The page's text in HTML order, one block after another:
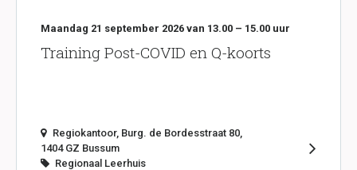
Training Post-COVID en Q-koorts
Maandag 21 september 2026 van 13.00 – 15.00 uur
Regiokantoor, Burg. de Bordesstraat 80,
1404 GZ Bussum
Regionaal Leerhuis